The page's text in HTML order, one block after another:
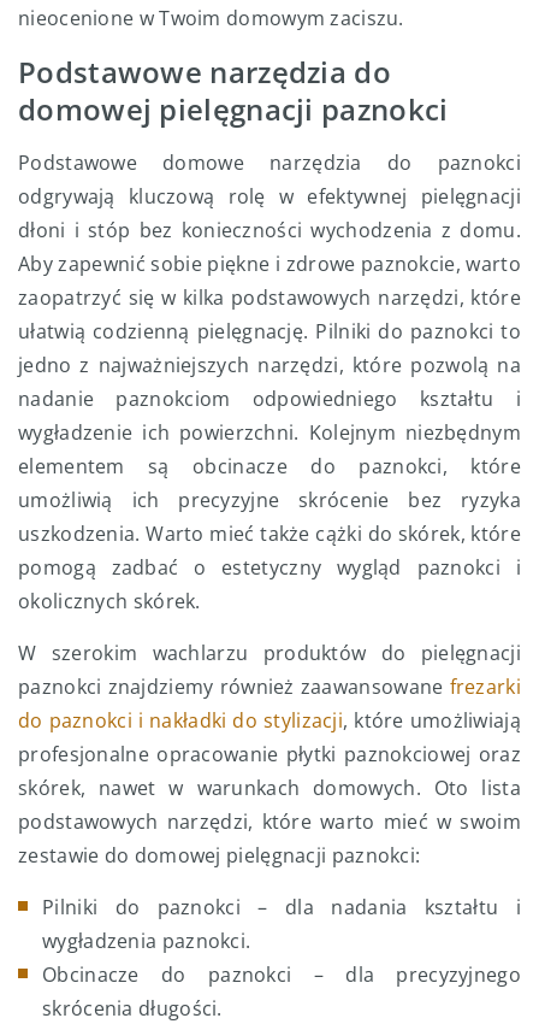
nieocenione w Twoim domowym zaciszu.
Podstawowe narzędzia do
domowej pielęgnacji paznokci
Podstawowe domowe narzędzia do paznokci
odgrywają kluczową rolę w efektywnej pielęgnacji
dłoni i stóp bez konieczności wychodzenia z domu.
Aby zapewnić sobie piękne i zdrowe paznokcie, warto
zaopatrzyć się w kilka podstawowych narzędzi, które
ułatwią codzienną pielęgnację. Pilniki do paznokci to
jedno z najważniejszych narzędzi, które pozwolą na
nadanie paznokciom odpowiedniego kształtu i
wygładzenie ich powierzchni. Kolejnym niezbędnym
elementem są obcinacze do paznokci, które
umożliwią ich precyzyjne skrócenie bez ryzyka
uszkodzenia. Warto mieć także cążki do skórek, które
pomogą zadbać o estetyczny wygląd paznokci i
okolicznych skórek.
W szerokim wachlarzu produktów do pielęgnacji
paznokci znajdziemy również zaawansowane frezarki
do paznokci i nakładki do stylizacji, które umożliwiają
profesjonalne opracowanie płytki paznokciowej oraz
skórek, nawet w warunkach domowych. Oto lista
podstawowych narzędzi, które warto mieć w swoim
zestawie do domowej pielęgnacji paznokci:
Pilniki do paznokci – dla nadania kształtu i
wygładzenia paznokci.
Obcinacze do paznokci – dla precyzyjnego
skrócenia długości.